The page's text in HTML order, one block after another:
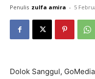
Penulis zulfa amira - 5
Dolok Sanggul,